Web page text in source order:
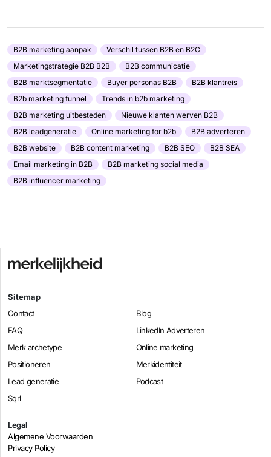
B2B marketing aanpak
Verschil tussen B2B en B2C
Marketingstrategie B2B B2B
B2B communicatie
B2B marktsegmentatie
Buyer personas B2B
B2B klantreis
B2b marketing funnel
Trends in b2b marketing
B2B marketing uitbesteden
Nieuwe klanten werven B2B
B2B leadgeneratie
Online marketing for b2b
B2B adverteren
B2B website
B2B content marketing B2B SEO
B2B SEA
Email marketing in B2B
B2B marketing social media
B2B influencer marketing
Sitemap
Contact
Blog
FAQ
LinkedIn Adverteren
Merk archetype
Online marketing
Positioneren
Merkidentiteit
Lead generatie
Podcast
Sqrl
Legal
Algemene Voorwaarden
Privacy Policy